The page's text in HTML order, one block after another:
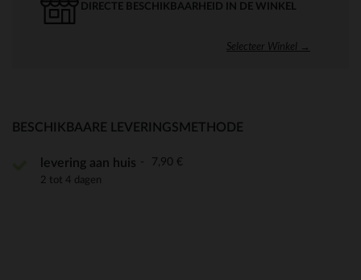
DIRECTE BESCHIKBAARHEID IN DE WINKEL
Selecteer Winkel →
BESCHIKBAARE LEVERINGSMETHODE
levering aan huis 7,90 €
2 tot 4 dagen